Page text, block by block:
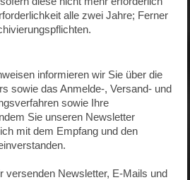
alle zwei Jahre; Ferner
informieren wir Sie über die
sowie das Anmelde-, Versand- und
sowie Ihre
Sie unseren Newsletter
mit dem Empfang und den
versenden Newsletter, E-Mails und